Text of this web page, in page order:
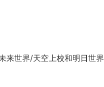
世界/天空上校和明日世界